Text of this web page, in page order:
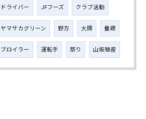
ドライバー JFフーズ クラブ活動
ヤマサカグリーン 野方 大隅 養鶏
ブロイラー 運転手 祭り 山坂殖産